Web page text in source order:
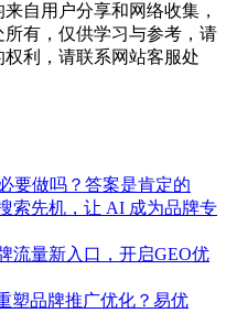
自用户分享和网络收集，
有，仅供学习与参考，请
利，请联系网站客服处
要做吗？答案是肯定的
索先机，让 AI 成为品牌专
流量新入口，开启GEO优
塑品牌推广优化？易优